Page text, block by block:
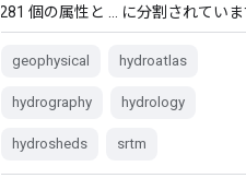
281 個の属性と … に分割されていま
geophysical hydroatlas
hydrography hydrology
hydrosheds srtm